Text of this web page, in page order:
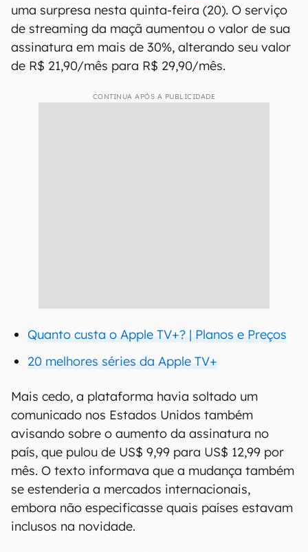
uma surpresa nesta quinta-feira (20). O serviço
de streaming da maçã aumentou o valor de sua
assinatura em mais de 30%, alterando seu valor
de R$ 21,90/mês para R$ 29,90/mês.
CONTINUA APÓS A PUBLICIDADE
Quanto custa o Apple TV+? | Planos e Preços
20 melhores séries da Apple TV+
Mais cedo, a plataforma havia soltado um
comunicado nos Estados Unidos também
avisando sobre o aumento da assinatura no
país, que pulou de US$ 9,99 para US$ 12,99 por
mês. O texto informava que a mudança também
se estenderia a mercados internacionais,
embora não especificasse quais países estavam
inclusos na novidade.